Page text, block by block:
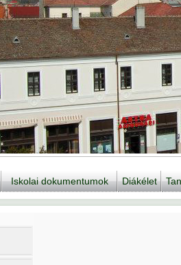
Iskolai dokumentumok Diákélet